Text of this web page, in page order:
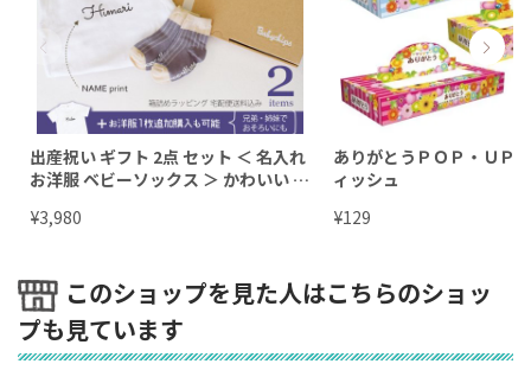
出産祝い ギフト 2点 セット ＜ 名入れ
お洋服 ベビーソックス ＞ かわいい ネ
の子 女の子 プレゼント 半袖 長
¥3,980
ありがとうＰＯＰ・ＵＰ
ィッシュ
¥129
このショップを見た人はこちらのショッ
プも見ています